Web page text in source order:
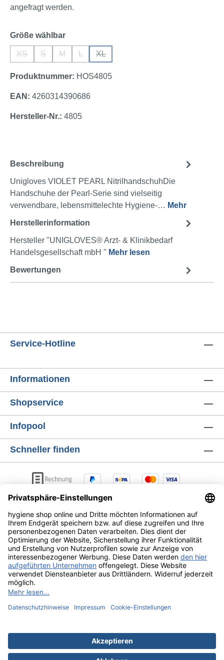
angefragt werden.
Größe wählbarauswählen
XS S M L XL
Produktnummer: HOS4805
EAN: 4260314390686
Hersteller-Nr.: 4805
Beschreibung
Unigloves VIOLET PEARL NitrilhandschuhDie
Handschuhe der Pearl-Serie sind vielseitig
verwendbare, lebensmittelechte Hygiene-… Mehr
Herstellerinformation
Hersteller "UNIGLOVES® Arzt- & Klinikbedarf
Handelsgesellschaft mbH " Mehr lesen
Bewertungen
Service-Hotline
Informationen
Shopservice
Infopool
Schneller finden
AGB Lieferung & Versandkosten
Zahlungsarten
Versandkostenund ggf. Nachnahmegebühren, wenn nicht
anders angegeben.